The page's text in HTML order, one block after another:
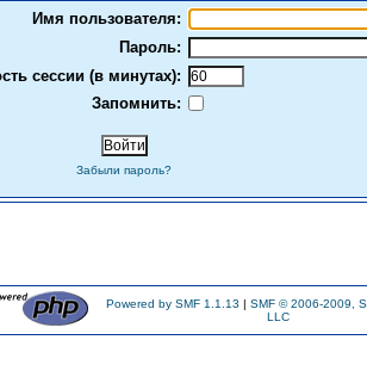
Имя пользователя:
Пароль:
сессии (в минутах):
Запомнить:
Забыли пароль?
Powered by SMF 1.1.13 | SMF © 2006-2009,
LLC